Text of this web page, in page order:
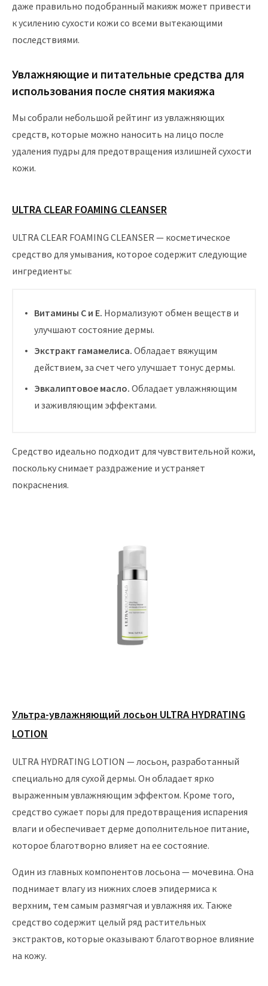
даже правильно подобранный макияж может привести
к усилению сухости кожи со всеми вытекающими
последствиями.
Увлажняющие и питательные средства для
использования после снятия макияжа
Мы собрали небольшой рейтинг из увлажняющих
средств, которые можно наносить на лицо после
удаления пудры для предотвращения излишней сухости
кожи.
ULTRA CLEAR FOAMING CLEANSER
ULTRA CLEAR FOAMING CLEANSER — косметическое
средство для умывания, которое содержит следующие
ингредиенты:
Витамины С и Е. Нормализуют обмен веществ и
улучшают состояние дермы.
Экстракт гамамелиса. Обладает вяжущим
действием, за счет чего улучшает тонус дермы.
Эвкалиптовое масло. Обладает увлажняющим
и заживляющим эффектами.
Средство идеально подходит для чувствительной кожи,
поскольку снимает раздражение и устраняет
покраснения.
Ультра-увлажняющий лосьон ULTRA HYDRATING
LOTION
ULTRA HYDRATING LOTION — лосьон, разработанный
специально для сухой дермы. Он обладает ярко
выраженным увлажняющим эффектом. Кроме того,
средство сужает поры для предотвращения испарения
влаги и обеспечивает дерме дополнительное питание,
которое благотворно влияет на ее состояние.
Один из главных компонентов лосьона — мочевина. Она
поднимает влагу из нижних слоев эпидермиса к
верхним, тем самым размягчая и увлажняя их. Также
средство содержит целый ряд растительных
экстрактов, которые оказывают благотворное влияние
на кожу.